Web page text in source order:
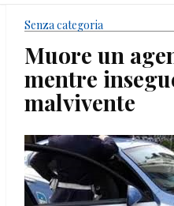
Senza categoria
Muore un
mentre
malvivente